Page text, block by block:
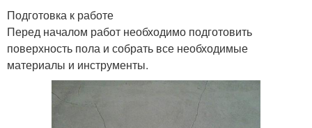
Подготовка к работе
Перед началом работ необходимо подготовить
поверхность пола и собрать все необходимые
материалы и инструменты.